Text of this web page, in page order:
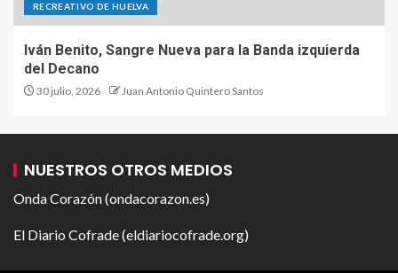
RECREATIVO DE HUELVA
Iván Benito, Sangre Nueva para la Banda izquierda
del Decano
30 julio, 2026 Juan Antonio Quintero Santos
NUESTROS OTROS MEDIOS
Onda Corazón (ondacorazon.es)
El Diario Cofrade (eldiariocofrade.org)